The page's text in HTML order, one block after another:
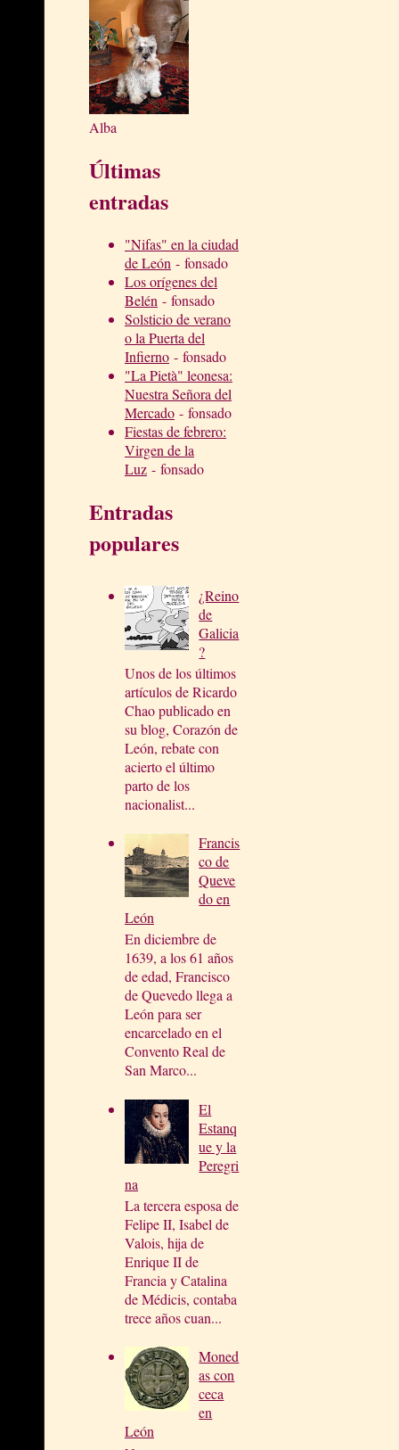
Alba
Últimas
entradas
"Nifas" en la ciudad
de León - fonsado
Los orígenes del
Belén - fonsado
Solsticio de verano
o la Puerta del
Infierno - fonsado
"La Pietà" leonesa:
Nuestra Señora del
Mercado - fonsado
Fiestas de febrero:
Virgen de la
Luz - fonsado
Entradas
populares
¿Reino
de
Galicia
?
Unos de los últimos
artículos de Ricardo
Chao publicado en
su blog, Corazón de
León, rebate con
acierto el último
parto de los
nacionalist...
Francis
co de
Queve
do en
León
En diciembre de
1639, a los 61 años
de edad, Francisco
de Quevedo llega a
León para ser
encarcelado en el
Convento Real de
San Marco...
El
Estanq
ue y la
Peregri
na
La tercera esposa de
Felipe II, Isabel de
Valois, hija de
Enrique II de
Francia y Catalina
de Médicis, contaba
trece años cuan...
Moned
as con
ceca
en
León